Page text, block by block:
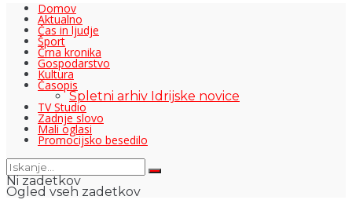
Domov
Aktualno
Čas in ljudje
Šport
Črna kronika
Gospodarstvo
Kultura
Časopis
Spletni arhiv Idrijske novice
TV Studio
Zadnje slovo
Mali oglasi
Promocijsko besedilo
Ni zadetkov
Ogled vseh zadetkov